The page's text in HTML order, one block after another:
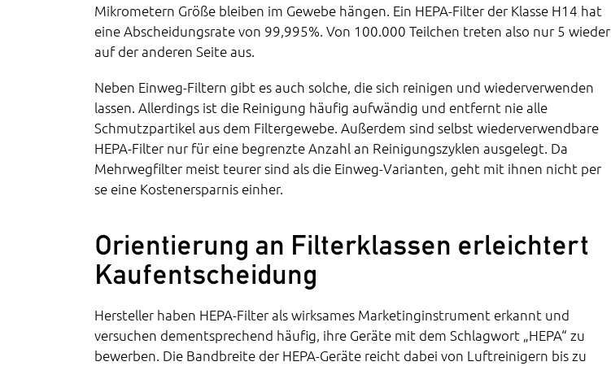
Mikrometern Größe bleiben im Gewebe hängen. Ein HEPA-Filter der Klasse H14 hat
eine Abscheidungsrate von 99,995%. Von 100.000 Teilchen treten also nur 5 wieder
auf der anderen Seite aus.
Neben Einweg-Filtern gibt es auch solche, die sich reinigen und wiederverwenden
lassen. Allerdings ist die Reinigung häufig aufwändig und entfernt nie alle
Schmutzpartikel aus dem Filtergewebe. Außerdem sind selbst wiederverwendbare
HEPA-Filter nur für eine begrenzte Anzahl an Reinigungszyklen ausgelegt. Da
Mehrwegfilter meist teurer sind als die Einweg-Varianten, geht mit ihnen nicht per
se eine Kostenersparnis einher.
Orientierung an Filterklassen erleichtert
Kaufentscheidung
Hersteller haben HEPA-Filter als wirksames Marketinginstrument erkannt und
versuchen dementsprechend häufig, ihre Geräte mit dem Schlagwort „HEPA“ zu
bewerben. Die Bandbreite der HEPA-Geräte reicht dabei von Luftreinigern bis zu